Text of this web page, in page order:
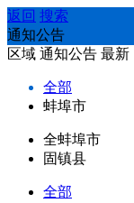
返回 搜索
通知公告
区域 通知公告 最新
全部
蚌埠市
全蚌埠市
固镇县
全部